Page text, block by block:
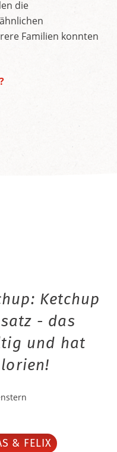
die
Familien konnten
Ketchup
- das
und hat
& FELIX